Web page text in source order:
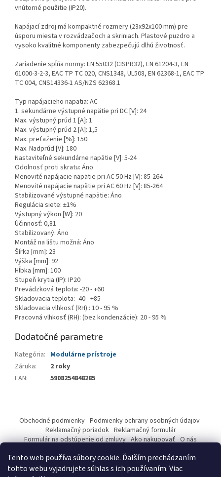
Tento web používa súbory cookie. Ďalším prechádzaním
tohto webu vyjadrujete súhlas s ich používaním. Viac
vnútorné použitie (IP20).
Napájací zdroj má kompaktné rozmery (23x92x100 mm) pre
úsporu miesta v rozvádzačoch a skriniach. Plastové puzdro a
vysoko kvalitné komponenty zabezpečujú dlhú životnosť.
Zariadenie spĺňa normy: EN 55032 (CISPR32), EN 61204-3, EN
61000-3-2-3, EAC TP TC 020, CNS1348, UL508, EN 62368-1, EAC TP
TC 004, CNS14336-1 AS/NZS 62368.1
Typ napájacieho napätia: AC
1. sekundárne výstupné napätie pri DC [V]: 24
Max. výstupný prúd 1 [A]: 1
Max. výstupný prúd 2 [A]: 1,5
Max. preťaženie [%]: 150
Max. Nadprúd [V]: 180
Nastaviteľné sekundárne napätie [V]: 5-24
Odolnosť proti skratu: Áno
Menovité napájacie napätie pri AC 50 Hz [V]: 85-264
Menovité napájacie napätie pri AC 60 Hz [V]: 85-264
Stabilizované výstupné napätie: Áno
Regulácia siete: ±1%
Výstupný výkon [W]: 20
Účinnosť: 0,81
Stabilizovaný: Áno
Montáž na lištu možná: Áno
Šírka [mm]: 23
Výška [mm]: 92
Hĺbka [mm]: 100
Stupeň krytia (IP): IP20
Prevádzková teplota: -20 - +60
Skladovacia teplota: -40 - +85
Skladovacia vlhkosť (RH):: 10 - 95 %
Pracovná vlhkosť (RH): (bez kondenzácie): 20 - 95 %
Dodatočné parametre
Kategória: Modulárne prístroje
Záruka:
2 roky
EAN: 5908254848285
ä
Obchodné podmienky Podmienky ochrany osobných údajov
Reklamačný poriadok Reklamačný formulár
Formulár na odstúpenie od zmluvy Ako nakupovať O nás